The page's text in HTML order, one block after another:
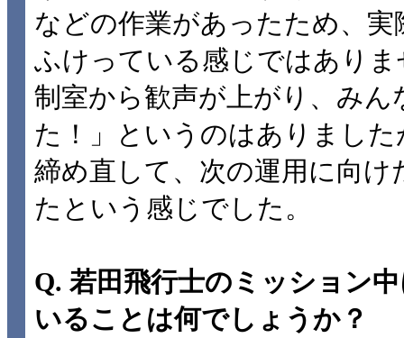
などの作業があったため、
ふけっている感じではあり
制室から歓声が上がり、み
た！」というのはありまし
締め直して、次の運用に向け
たという感じでした。
Q. 若田飛行士のミッション
いることは何でしょうか？